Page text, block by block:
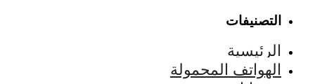
التصنيفات
الرئيسية
الهواتف المحمولة